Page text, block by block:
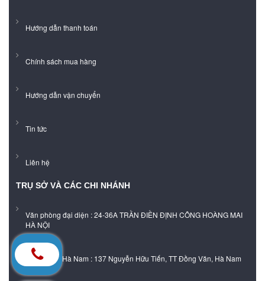
Hướng dẫn thanh toán
Chính sách mua hàng
Hướng dẫn vận chuyển
Tin tức
Liên hệ
TRỤ SỞ VÀ CÁC CHI NHÁNH
Văn phòng đại diện : 24-36A TRẦN ĐIỀN ĐỊNH CÔNG HOÀNG MAI
HÀ NỘI
Showroom Hà Nam : 137 Nguyễn Hữu Tiến, TT Đồng Văn, Hà Nam